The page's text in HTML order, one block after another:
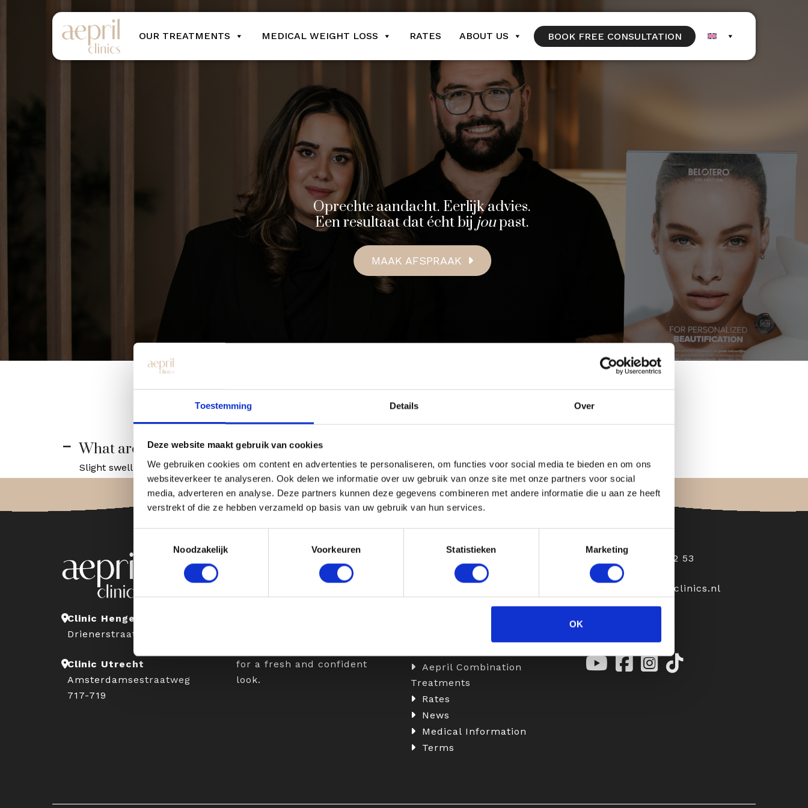
Toestemming Details Over
Deze website maakt gebruik van cookies
We gebruiken cookies om content en advertenties te personaliseren, om functies voor social media te bieden en om ons
websiteverkeer te analyseren. Ook delen we informatie over uw gebruik van onze site met onze partners voor social
media, adverteren en analyse. Deze partners kunnen deze gegevens combineren met andere informatie die u aan ze heeft
verstrekt of die ze hebben verzameld op basis van uw gebruik van hun services.
Noodzakelijk
Voorkeuren Statistieken Marketing
OK
OUR TREATMENTS MEDICAL WEIGHT LOSS RATES ABOUT US BOOK FREE CONSULTATION
Oprechte aandacht. Eerlijk advies.
Een resultaat dat écht bij joupast.
MAAK AFSPRAAK
A What are the possible side effects of a Mouth Angle Lift treatment?
Slight swelling, bruising or tenderness, which usually disappear within a few days.
Clinic Hengelo
Drienerstraat 41
Clinic Utrecht
Amsterdamsestraatweg
717-719
About Aepril
At Aepril Clinics, we combine
for a fresh and confident
look.
Information
Aepril Combination
Treatments
Rates
News
Medical Information
Terms
+31 (0)6 23 20 92 53
receptie@aeprilclinics.nl
Follow Us